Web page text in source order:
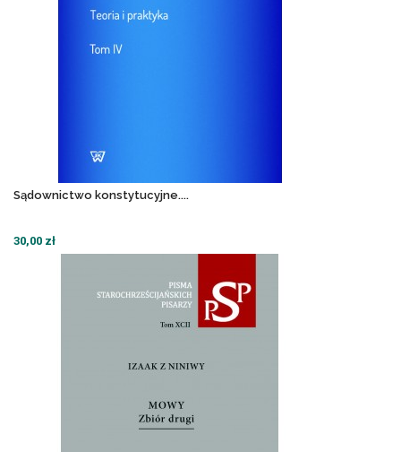
Sądownictwo konstytucyjne....
30,00 zł